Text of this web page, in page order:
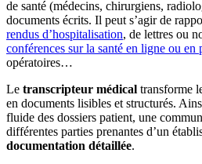
de santé (médecins, chirurgiens,
documents écrits. Il peut s’agir de
rendus d’hospitalisation, de lettres ou
conférences sur la santé en ligne ou en
opératoires…
Le transcripteur médical transforme
en documents lisibles et structurés.
fluide des dossiers patient, une
différentes parties prenantes d’un
documentation détaillée.